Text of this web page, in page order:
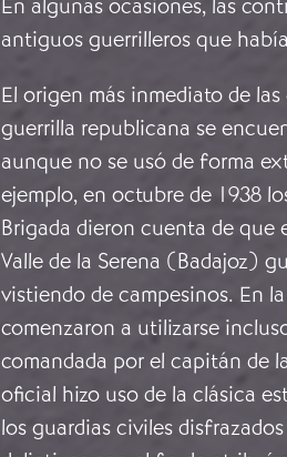
En algunas ocasiones, las
antiguos guerrilleros que
El origen más inmediato de
guerrilla republicana se
aunque no se usó de forma
ejemplo, en octubre de 1938
Brigada dieron cuenta de que
Valle de la Serena (Badajoz)
vistiendo de campesinos. En
comenzaron a utilizarse
comandada por el capitán de
oficial hizo uso de la clásica
los guardias civiles